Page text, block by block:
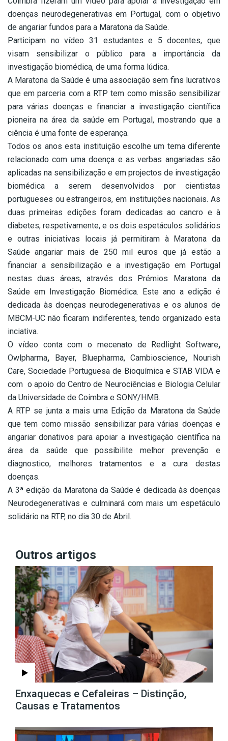
doenças neurodegenerativas em Portugal, com o objetivo
de angariar fundos para a Maratona da Saúde.
Participam no vídeo 31 estudantes e 5 docentes, que
visam sensibilizar o público para a importância da
investigação biomédica, de uma forma lúdica.
A Maratona da Saúde é uma associação sem fins lucrativos
que em parceria com a RTP tem como missão sensibilizar
para várias doenças e financiar a investigação científica
pioneira na área da saúde em Portugal, mostrando que a
ciência é uma fonte de esperança.
Todos os anos esta instituição escolhe um tema diferente
relacionado com uma doença e as verbas angariadas são
aplicadas na sensibilização e em projectos de investigação
biomédica a serem desenvolvidos por cientistas
portugueses ou estrangeiros, em instituições nacionais. As
duas primeiras edições foram dedicadas ao cancro e à
diabetes, respetivamente, e os dois espetáculos solidários
e outras iniciativas locais já permitiram à Maratona da
Saúde angariar mais de 250 mil euros que já estão a
financiar a sensibilização e a investigação em Portugal
nestas duas áreas, através dos Prémios Maratona da
Saúde em Investigação Biomédica. Este ano a edição é
dedicada às doenças neurodegenerativas e os alunos de
MBCM-UC não ficaram indiferentes, tendo organizado esta
inciativa.
O vídeo conta com o mecenato de Redlight Software,
Owlpharma, Bayer, Bluepharma, Cambioscience, Nourish
Care, Sociedade Portuguesa de Bioquímica e STAB VIDA e
com o apoio do Centro de Neurociências e Biologia Celular
da Universidade de Coimbra e SONY/HMB.
A RTP se junta a mais uma Edição da Maratona da Saúde
que tem como missão sensibilizar para várias doenças e
angariar donativos para apoiar a investigação científica na
área da saúde que possibilite melhor prevenção e
diagnostico, melhores tratamentos e a cura destas
doenças.
A 3ª edição da Maratona da Saúde é dedicada às doenças
Neurodegenerativas e culminará com mais um espetáculo
solidário na RTP, no dia 30 de Abril.
Outros artigos
Enxaquecas e Cefaleiras – Distinção,
Causas e Tratamentos